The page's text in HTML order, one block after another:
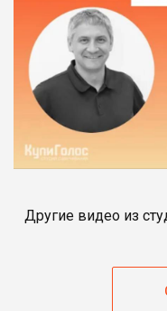
Другие видео из